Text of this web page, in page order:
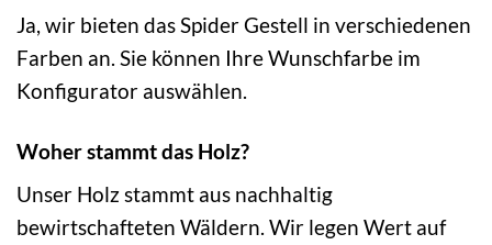
Ja, wir bieten das Spider Gestell in verschiedenen
Farben an. Sie können Ihre Wunschfarbe im
Konfigurator auswählen.
Woher stammt das Holz?
Unser Holz stammt aus nachhaltig
bewirtschafteten Wäldern. Wir legen Wert auf